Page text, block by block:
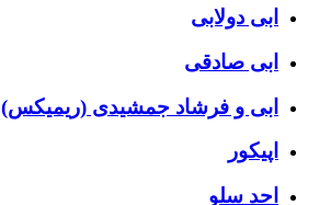
ابی دولابی
ابی صادقی
ابی و فرشاد جمشیدی (ریمیکس)
اپیکور
احد سلو